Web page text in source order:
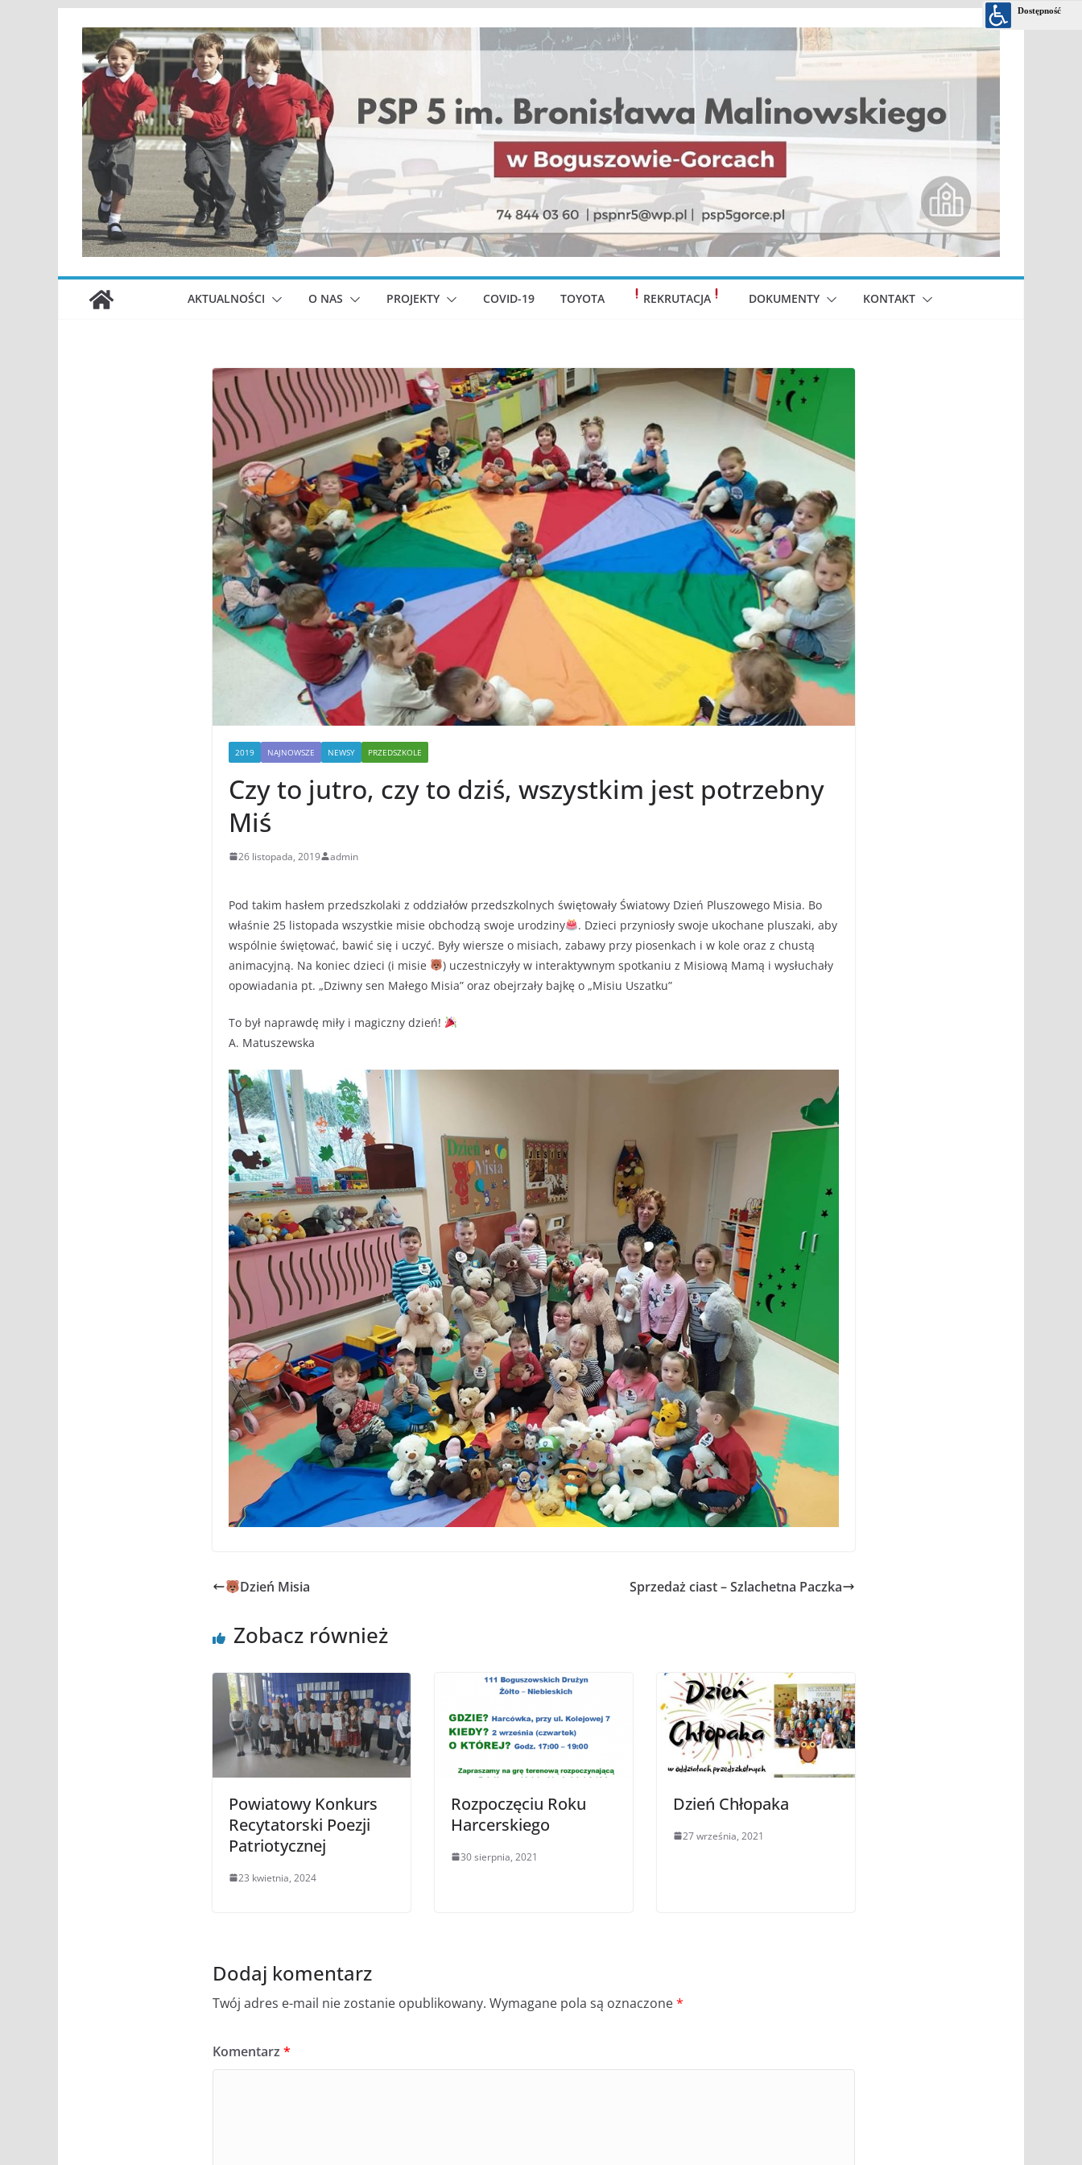
AKTUALNOŚCI O NAS PROJEKTY COVID-19 TOYOTA REKRUTACJA DOKUMENTY KONTAKT
2019 NAJNOWSZE NEWSY PRZEDSZKOLE
Czy to jutro, czy to dziś, wszystkim jest potrzebny
Miś
26 listopada, 2019 admin
Pod takim hasłem przedszkolaki z oddziałów przedszkolnych świętowały Światowy Dzień Pluszowego Misia. Bo
właśnie 25 listopada wszystkie misie obchodzą swoje urodziny
. Dzieci przyniosły swoje ukochane pluszaki, aby
wspólnie świętować, bawić się i uczyć. Były wiersze o misiach, zabawy przy piosenkach i w kole oraz z chustą
animacyjną. Na koniec dzieci (i misie
) uczestniczyły w interaktywnym spotkaniu z Misiową Mamą i wysłuchały
opowiadania pt. „Dziwny sen Małego Misia” oraz obejrzały bajkę o „Misiu Uszatku”
To był naprawdę miły i magiczny dzień!
A. Matuszewska
Dzień Misia Sprzedaż ciast – Szlachetna Paczka
Zobacz również
Powiatowy Konkurs
Recytatorski Poezji
Patriotycznej
23 kwietnia, 2024
Rozpoczęciu Roku
Harcerskiego
30 sierpnia, 2021
Dzień Chłopaka
27 września, 2021
Dodaj komentarz
Twój adres e-mail nie zostanie opublikowany. Wymagane pola są oznaczone*
Komentarz *